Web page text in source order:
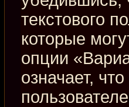
текстового
которые
опции
означает,